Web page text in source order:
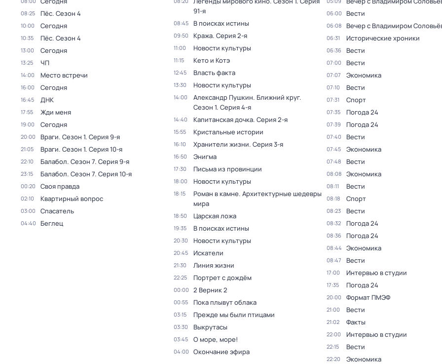
08:25 Пёс. Сезон 4
10:00 Сегодня
10:35 Пёс. Сезон 4
13:00 Сегодня
13:25 ЧП
14:00 Место встречи
16:00 Сегодня
16:45 ДНК
17:55 Жди меня
19:00 Сегодня
20:00 Враги. Сезон 1. Серия 9-я
21:05 Враги. Сезон 1. Серия 10-я
22:10 Балабол. Сезон 7. Серия 9-я
23:15 Балабол. Сезон 7. Серия 10-я
00:20 Своя правда
02:10 Квартирный вопрос
03:00 Спасатель
04:40 Беглец
91-я
08:45 В поисках истины
09:50 Кража. Серия 2-я
11:00 Новости культуры
11:15 Кето и Котэ
12:45 Власть факта
13:30 Новости культуры
14:00 Александр Пушкин. Ближний круг.
Сезон 1. Серия 4-я
14:40 Капитанская дочка. Серия 2-я
15:55 Кристальные истории
16:10 Хранители жизни. Серия 3-я
16:50 Энигма
17:30 Письма из провинции
18:00 Новости культуры
18:15
Роман в камне. Архитектурные шедевры
мира
18:50 Царская ложа
19:35 В поисках истины
20:30 Новости культуры
20:45 Искатели
21:30 Линия жизни
22:25 Портрет с дождём
00:00 2 Верник 2
00:55 Пока плывут облака
03:15 Прежде мы были птицами
03:30 Выкрутасы
03:45 О море, море!
04:00 Окончание эфира
06:00 Вести
06:08 Вечер с Владимиром
06:31 Исторические хроники
06:36 Вести
07:00 Вести
07:07 Экономика
07:10 Вести
07:31 Спорт
07:35 Погода 24
07:39 Погода 24
07:40 Вести
07:45 Экономика
07:48 Вести
08:08 Экономика
08:11 Вести
08:18 Спорт
08:23 Вести
08:32 Погода 24
08:36 Погода 24
08:44 Экономика
08:47 Вести
17:00 Интервью в студии
17:35 Погода 24
20:00 Формат ПМЭФ
21:00 Вести
21:02 Факты
22:00 Интервью в студии
22:15 Вести
22:20 Экономика